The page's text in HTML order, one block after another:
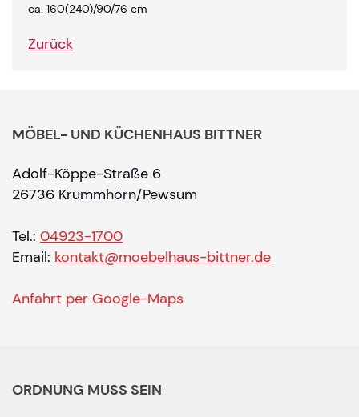
ca. 160(240)/90/76 cm
Zurück
MÖBEL- UND KÜCHENHAUS BITTNER
Adolf-Köppe-Straße 6
26736 Krummhörn/Pewsum
Tel.: 04923-1700
Email: kontakt@moebelhaus-bittner.de
Anfahrt per Google-Maps
ORDNUNG MUSS SEIN